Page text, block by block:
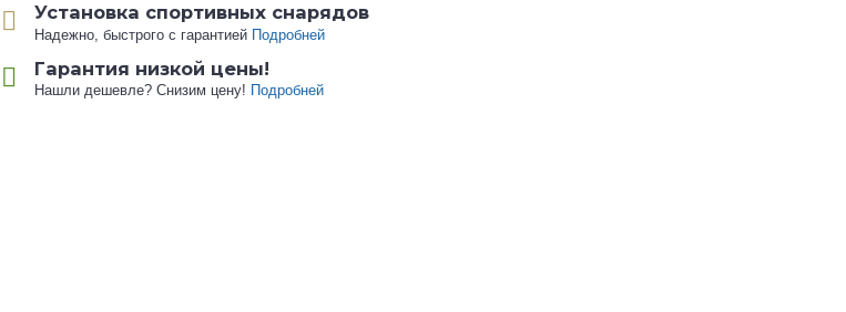
Установка спортивных снарядов
Надежно, быстрого с гарантией Подробней
Гарантия низкой цены!
Нашли дешевле? Снизим цену! Подробней